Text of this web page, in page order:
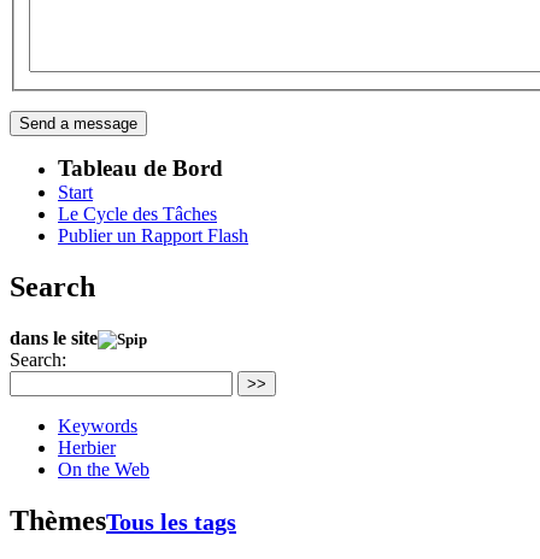
Tableau de Bord
Start
Le Cycle des Tâches
Publier un Rapport Flash
Search
dans le site
Search:
>>
Keywords
Herbier
On the Web
ThèmesTous les tags